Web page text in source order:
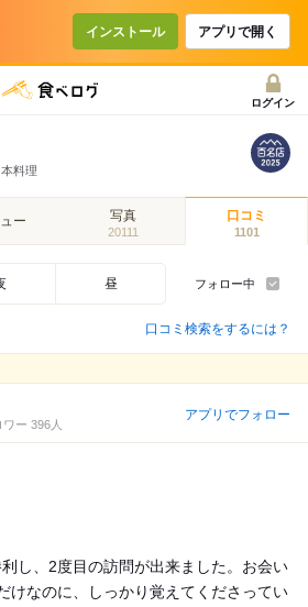
インストール アプリで開く
ログイン
料理
ー 写真
20111
口コミ
1101
昼 フォロー中
口コミ検索をするには？
ワー 396人
アプリでフォロー
し、2度目の訪問が出来ました。お会い
けなのに、しっかり覚えてくださってい